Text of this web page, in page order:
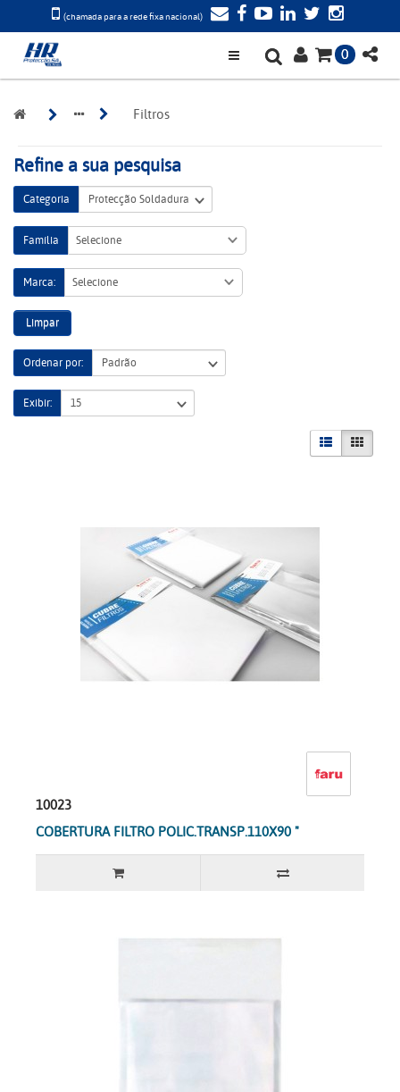
(chamada para a rede fixa nacional)
0
Filtros
Refine a sua pesquisa
Categoria
Família Selecione
Marca: Selecione
Limpar
Ordenar por:
Exibir:
10023
COBERTURA FILTRO POLIC.TRANSP.110X90 "